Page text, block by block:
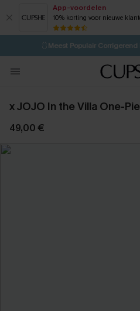
App-voordelen
10% korting voor nieuwe
⚡️LAATSTE KANS |
🩱Meest Populair
💌Abonneer je &
Koop 3, krijg 15%
x JOJO In the Villa One-
49,00 €